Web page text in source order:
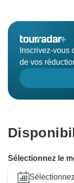
Inscrivez-vous
de vos
Sélectionnez le